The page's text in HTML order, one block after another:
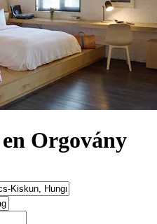
Orgovány